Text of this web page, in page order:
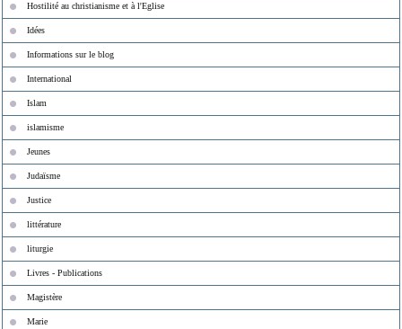
Hostilité au christianisme et à l'Eglise
Idées
Informations sur le blog
International
Islam
islamisme
Jeunes
Judaïsme
Justice
littérature
liturgie
Livres - Publications
Magistère
Marie